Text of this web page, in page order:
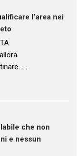
l’area nei
che non
e nessun